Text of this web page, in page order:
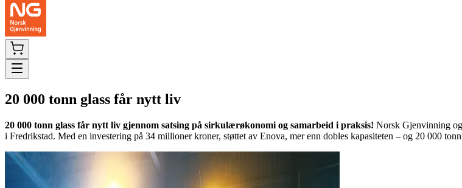
20 000 tonn glass får nytt liv
20 000 tonn glass får nytt liv gjennom satsing på sirkulærøkonomi og samarbeid i praksis! Norsk Gjenvinning
i Fredrikstad. Med en investering på 34 millioner kroner, støttet av Enova, mer enn dobles kapasiteten – og 20 000